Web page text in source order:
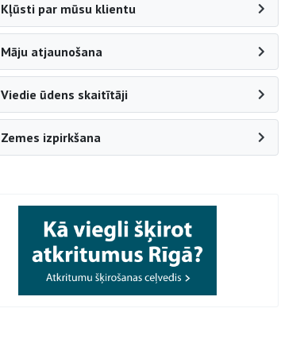
Kļūsti par mūsu klientu
Māju atjaunošana
Viedie ūdens skaitītāji
Zemes izpirkšana